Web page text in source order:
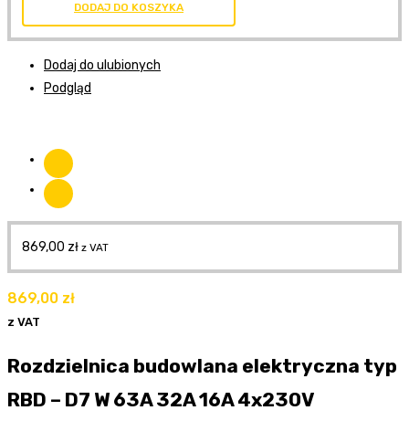
DODAJ DO KOSZYKA
Dodaj do ulubionych
Podgląd
869,00 zł z VAT
869,00 zł
z VAT
Rozdzielnica budowlana elektryczna typ
RBD – D7 W 63A 32A 16A 4x230V